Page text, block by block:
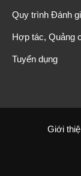
Quy trình Đánh
Hợp tác, Quảng
Tuyển dụng
Giới